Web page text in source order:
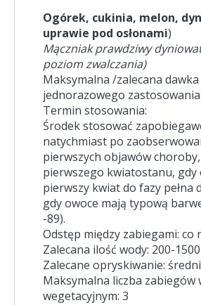
Ogórek, cukinia, melon,
uprawie pod osłonami)
Mączniak prawdziwy
poziom zwalczania)
Maksymalna /zalecana dawka
jednorazowego
Termin stosowania:
Środek stosować
natychmiast po
pierwszych objawów
pierwszego kwiatostanu,
pierwszy kwiat do fazy pełna
gdy owoce mają typową
-89).
Odstęp między zabiegami: co
Zalecana ilość wody: 200-
Zalecane opryskiwanie:
Maksymalna liczba zabiegów
wegetacyjnym: 3